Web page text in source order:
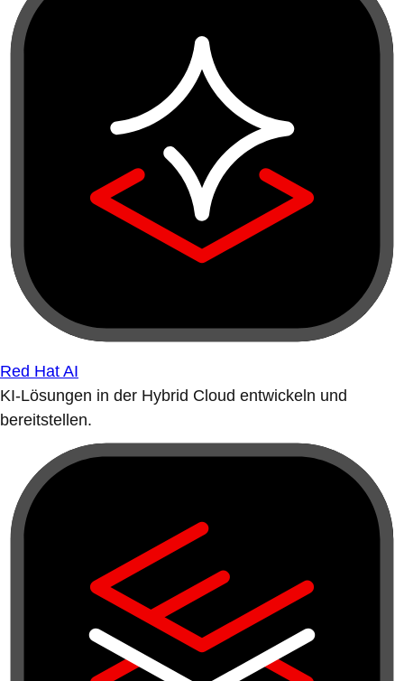
Red Hat AI
KI-Lösungen in der Hybrid Cloud entwickeln und
bereitstellen.